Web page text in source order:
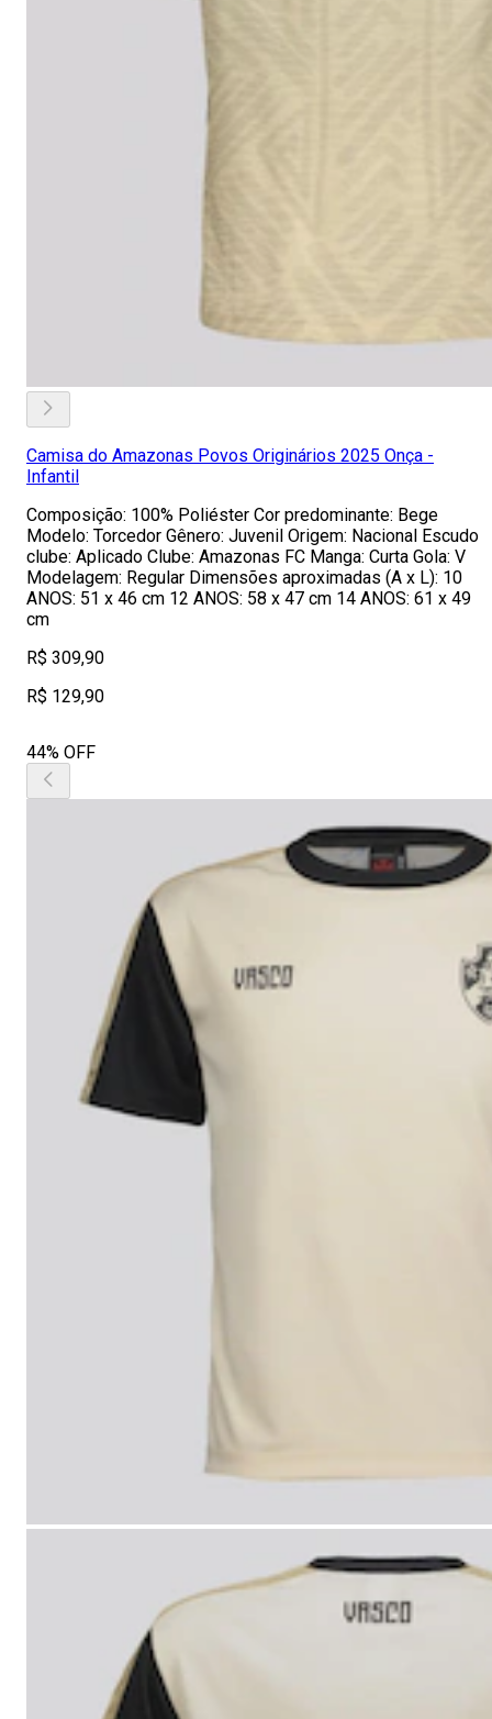
Camisa do Amazonas Povos Originários 2025 Onça -
Infantil
Composição: 100% Poliéster Cor predominante: Bege
Modelo: Torcedor Gênero: Juvenil Origem: Nacional Escudo
clube: Aplicado Clube: Amazonas FC Manga: Curta Gola: V
Modelagem: Regular Dimensões aproximadas (A x L): 10
ANOS: 51 x 46 cm 12 ANOS: 58 x 47 cm 14 ANOS: 61 x 49
cm
R$ 309,90
R$ 129,90
44% OFF